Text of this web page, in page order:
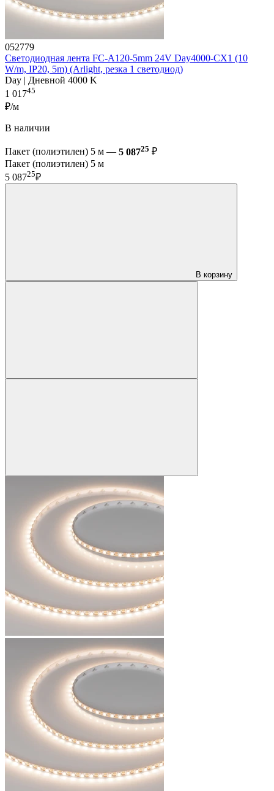
052779
Светодиодная лента FC-A120-5mm 24V Day4000-CX1 (10
W/m, IP20, 5m) (Arlight, резка 1 светодиод)
Day | Дневной 4000 K
1 01745
₽/м
В наличии
Пакет (полиэтилен) 5 м — 5 08725 ₽
Пакет (полиэтилен) 5 м
5 08725₽
В корзину